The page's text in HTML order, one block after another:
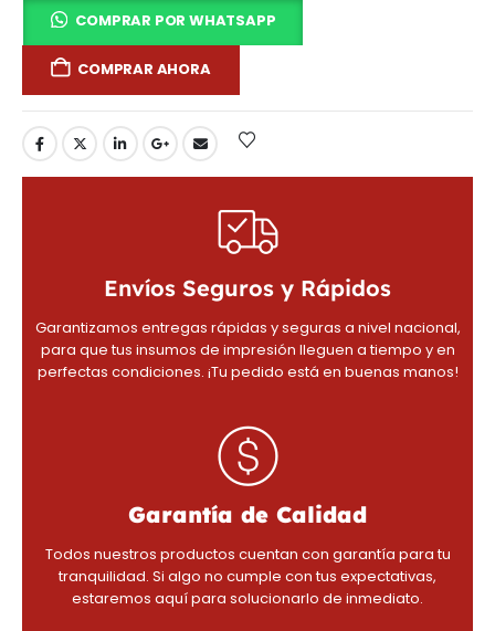
COMPRAR POR WHATSAPP
COMPRAR AHORA
Envíos Seguros y Rápidos
Garantizamos entregas rápidas y seguras a nivel nacional,
para que tus insumos de impresión lleguen a tiempo y en
perfectas condiciones. ¡Tu pedido está en buenas manos!
Garantía de Calidad
Todos nuestros productos cuentan con garantía para tu
tranquilidad. Si algo no cumple con tus expectativas,
estaremos aquí para solucionarlo de inmediato.